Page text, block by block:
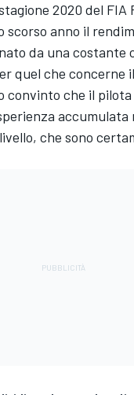
2020 del FIA
scorso anno il
da una costante
quel che concerne
convinto che il
accumulata
che sono